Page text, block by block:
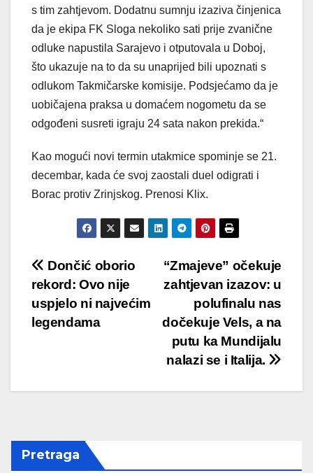
s tim zahtjevom. Dodatnu sumnju izaziva činjenica
da je ekipa FK Sloga nekoliko sati prije zvanične
odluke napustila Sarajevo i otputovala u Doboj,
što ukazuje na to da su unaprijed bili upoznati s
odlukom Takmičarske komisije. Podsjećamo da je
uobičajena praksa u domaćem nogometu da se
odgođeni susreti igraju 24 sata nakon prekida.“
Kao mogući novi termin utakmice spominje se 21.
decembar, kada će svoj zaostali duel odigrati i
Borac protiv Zrinjskog. Prenosi Klix.
Post
navigation
“Zmajeve” očekuje
zahtjevan izazov: u
polufinalu nas
dočekuje Vels, a na
putu ka Mundijalu
nalazi se i Italija.
Dončić oborio
rekord: Ovo nije
uspjelo ni najvećim
legendama
Pretraga